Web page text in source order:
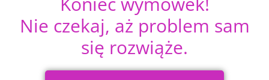
Nie czekaj, aż problem sam
się rozwiąże.